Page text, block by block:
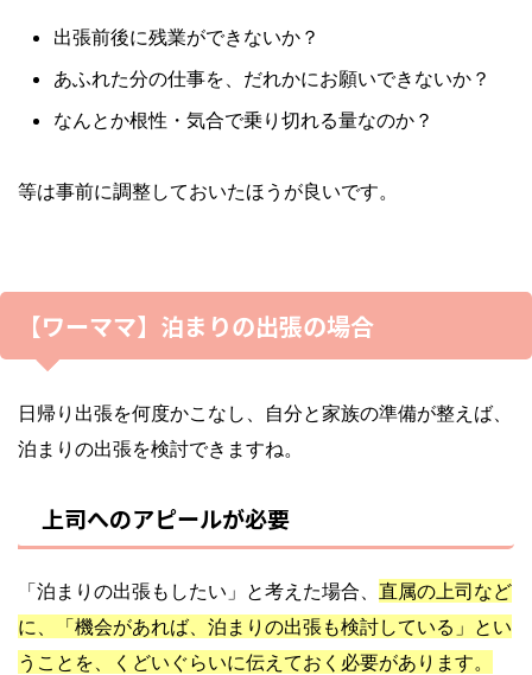
出張前後に残業ができないか？
あふれた分の仕事を、だれかにお願いできないか？
なんとか根性・気合で乗り切れる量なのか？
等は事前に調整しておいたほうが良いです。
【ワーママ】泊まりの出張の場合
日帰り出張を何度かこなし、自分と家族の準備が整えば、
泊まりの出張を検討できますね。
上司へのアピールが必要
「泊まりの出張もしたい」と考えた場合、 直属の上司など
に、「機会があれば、 泊まりの出張も検討している」とい
うことを、くどいぐらいに伝えておく必要があります。